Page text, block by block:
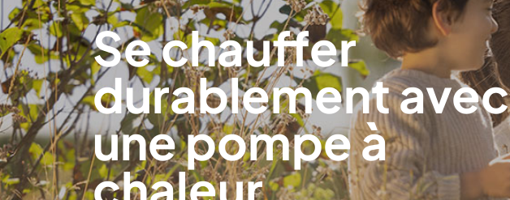
Se chauffer
durablement avec
une pompe à